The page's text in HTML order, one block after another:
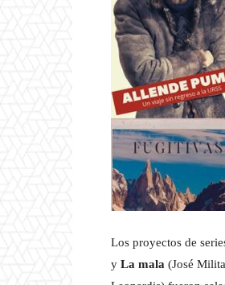
Los proyectos de
y La mala (José